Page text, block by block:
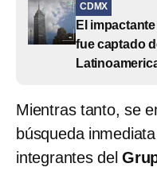
CDMX
El
fue captado
Mientras tanto, se
búsqueda
integrantes del